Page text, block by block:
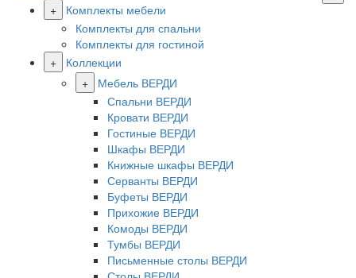
+
Комплекты мебели
Комплекты для спальни
Комплекты для гостиной
+
Коллекции
+
Мебель ВЕРДИ
Спальни ВЕРДИ
Кровати ВЕРДИ
Гостиные ВЕРДИ
Шкафы ВЕРДИ
Книжные шкафы ВЕРДИ
Серванты ВЕРДИ
Буфеты ВЕРДИ
Прихожие ВЕРДИ
Комоды ВЕРДИ
Тумбы ВЕРДИ
Письменные столы ВЕРДИ